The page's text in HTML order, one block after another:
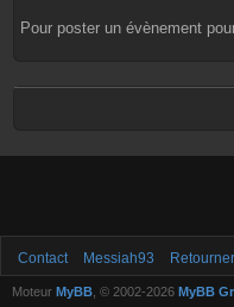
Pour poster un évènement
Contact Messiah93
Moteur MyBB , © 2002-2026 MyBB